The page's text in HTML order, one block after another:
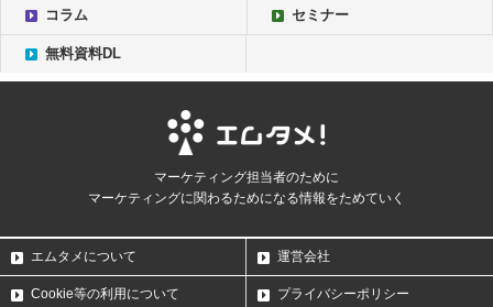
コラム セミナー
無料資料DL
マーケティング担当者のために
マーケティングに関わるためになる情報をためていく
エムタメについて 運営会社
Cookie等の利用について プライバシーポリシー